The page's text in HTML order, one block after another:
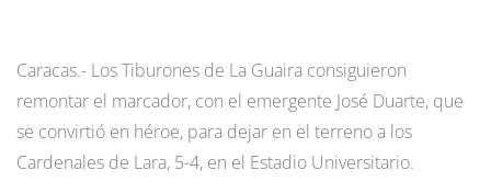
Caracas.- Los Tiburones de La Guaira consiguieron
remontar el marcador, con el emergente José Duarte, que
se convirtió en héroe, para dejar en el terreno a los
Cardenales de Lara, 5-4, en el Estadio Universitario.